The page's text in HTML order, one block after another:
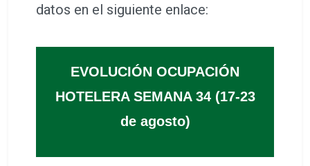
datos en el siguiente enlace:
EVOLUCIÓN OCUPACIÓN
HOTELERA SEMANA 34 (17-23
de agosto)